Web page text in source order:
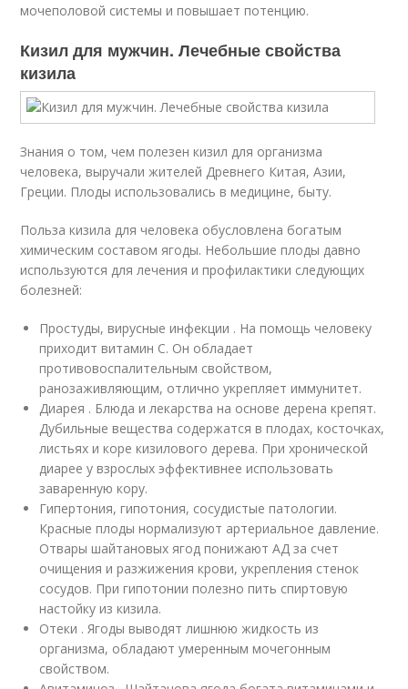
мочеполовой системы и повышает потенцию.
Кизил для мужчин. Лечебные свойства
кизила
Знания о том, чем полезен кизил для организма
человека, выручали жителей Древнего Китая, Азии,
Греции. Плоды использовались в медицине, быту.
Польза кизила для человека обусловлена богатым
химическим составом ягоды. Небольшие плоды давно
используются для лечения и профилактики следующих
болезней:
Простуды, вирусные инфекции . На помощь человеку
приходит витамин С. Он обладает
противовоспалительным свойством,
ранозаживляющим, отлично укрепляет иммунитет.
Диарея . Блюда и лекарства на основе дерена крепят.
Дубильные вещества содержатся в плодах, косточках,
листьях и коре кизилового дерева. При хронической
диарее у взрослых эффективнее использовать
заваренную кору.
Гипертония, гипотония, сосудистые патологии.
Красные плоды нормализуют артериальное давление.
Отвары шайтановых ягод понижают АД за счет
очищения и разжижения крови, укрепления стенок
сосудов. При гипотонии полезно пить спиртовую
настойку из кизила.
Отеки . Ягоды выводят лишнюю жидкость из
организма, обладают умеренным мочегонным
свойством.